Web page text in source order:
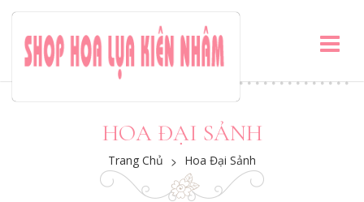
HOA ĐẠI SẢNH
Trang Chủ > Hoa Đại Sảnh